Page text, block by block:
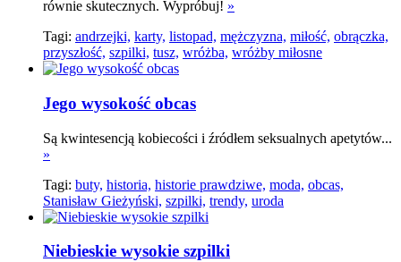
równie skutecznych. Wypróbuj! »
Tagi: andrzejki, karty, listopad, mężczyzna, miłość, obrączka,
przyszłość, szpilki, tusz, wróżba, wróżby miłosne
Jego wysokość obcas
Są kwintesencją kobiecości i źródłem seksualnych apetytów...
»
Tagi: buty, historia, historie prawdziwe, moda, obcas,
Stanisław Gieżyński, szpilki, trendy, uroda
Niebieskie wysokie szpilki